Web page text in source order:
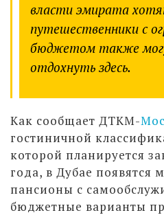
власти эмирата
путешественники с
бюджетом также
отдохнуть здесь.
Как сообщает ДТКМ-
гостиничной
которой планируется
года, в Дубае появятся
пансионы с
бюджетные варианты